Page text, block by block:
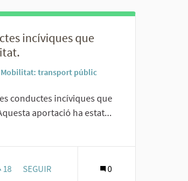
incíviques que
Mobilitat: transport públic
conductes incíviques que
aportació ha estat...
Transport públic
18 18 SEGUIDORES
SEGUIR 0